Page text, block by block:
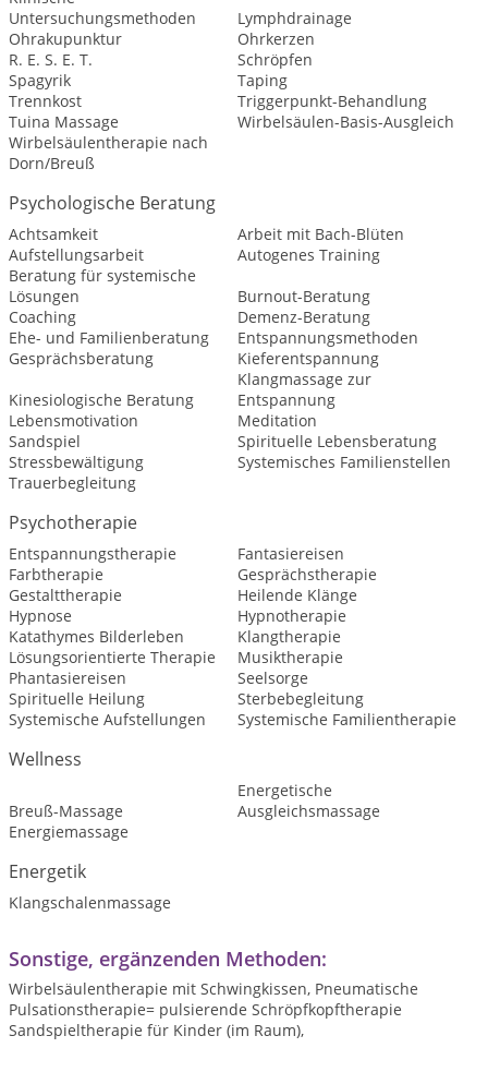
Untersuchungsmethoden
Lymphdrainage
Ohrakupunktur
Ohrkerzen
R. E. S. E. T.
Schröpfen
Spagyrik
Taping
Trennkost
Triggerpunkt-Behandlung
Tuina Massage
Wirbelsäulen-Basis-Ausgleich
Wirbelsäulentherapie nach
Dorn/Breuß
Psychologische Beratung
Achtsamkeit
Arbeit mit Bach-Blüten
Aufstellungsarbeit
Autogenes Training
Beratung für systemische
Lösungen
Burnout-Beratung
Coaching
Demenz-Beratung
Ehe- und Familienberatung
Entspannungsmethoden
Gesprächsberatung
Kieferentspannung
Kinesiologische Beratung
Klangmassage zur
Entspannung
Lebensmotivation
Meditation
Sandspiel
Spirituelle Lebensberatung
Stressbewältigung
Systemisches Familienstellen
Trauerbegleitung
Psychotherapie
Entspannungstherapie
Fantasiereisen
Farbtherapie
Gesprächstherapie
Gestalttherapie
Heilende Klänge
Hypnose
Hypnotherapie
Katathymes Bilderleben
Klangtherapie
Lösungsorientierte Therapie
Musiktherapie
Phantasiereisen
Seelsorge
Spirituelle Heilung
Sterbebegleitung
Systemische Aufstellungen
Systemische Familientherapie
Wellness
Breuß-Massage
Energetische
Ausgleichsmassage
Energiemassage
Energetik
Klangschalenmassage
Sonstige, ergänzenden Methoden:
Wirbelsäulentherapie mit Schwingkissen, Pneumatische
Pulsationstherapie= pulsierende Schröpfkopftherapie
Sandspieltherapie für Kinder (im Raum),